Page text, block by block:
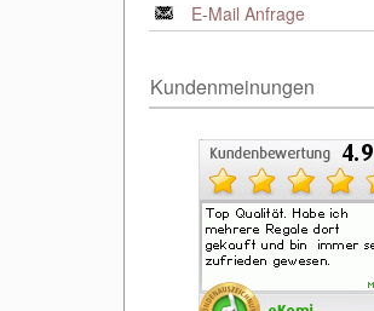
E-Mail Anfrage
Kundenmeinungen